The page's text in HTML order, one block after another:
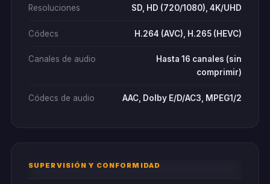
Resoluciones SD, HD (720/1080), 4K/UHD
Códecs H.264 (AVC), H.265 (HEVC)
Canales de audio
Hasta 16 canales (sin
comprimir)
Códecs de audio AAC, Dolby E/D/AC3, MPEG1/2
SUPERVISIÓN Y CONFORMIDAD